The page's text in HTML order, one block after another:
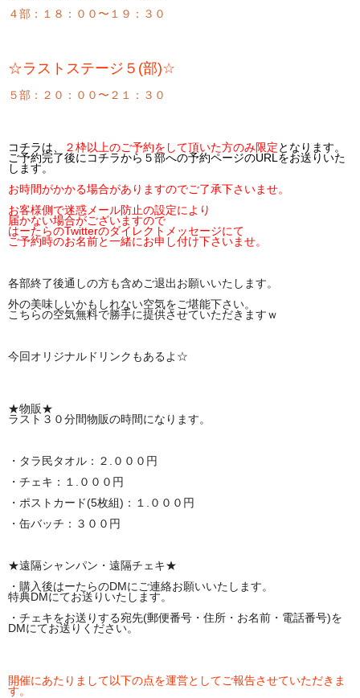
４部：１８：００〜１９：３０
☆ラストステージ５(部)☆
５部：２０：００〜２１：３０
コチラは、 ２枠以上のご予約をして頂いた方のみ限定となります。
ご予約完了後にコチラから５部への予約ページのURLをお送りいた
します。
お時間がかかる場合がありますのでご了承下さいませ。
お客様側で迷惑メール防止の設定により
届かない場合がございますので
はーたらのTwitterのダイレクトメッセージにて
ご予約時のお名前と一緒にお申し付け下さいませ。
各部終了後通しの方も含めご退出お願いいたします。
外の美味しいかもしれない空気をご堪能下さい。
こちらの空気無料で勝手に提供させていただきますｗ
今回オリジナルドリンクもあるよ☆
★物販★
ラスト３０分間物販の時間になります。
・タラ民タオル：２.０００円
・チェキ：１.０００円
・ポストカード(5枚組)：１.０００円
・缶バッチ：３００円
★遠隔シャンパン・遠隔チェキ★
・購入後はーたらのDMにご連絡お願いいたします。
特典DMにてお送りいたします。
・チェキをお送りする宛先(郵便番号・住所・お名前・電話番号)を
DMにてお送りください。
開催にあたりまして以下の点を運営としてご報告させていただきま
す。